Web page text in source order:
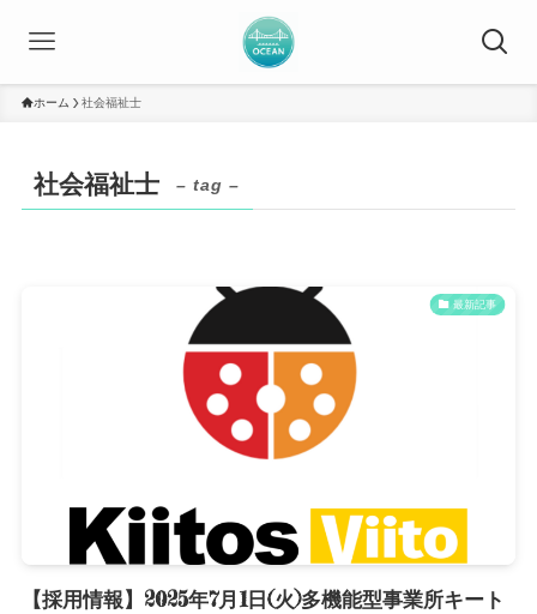
ホーム 社会福祉士
社会福祉士 – tag –
最新記事
【採用情報】2025年7月1日(火)多機能型事業所キート